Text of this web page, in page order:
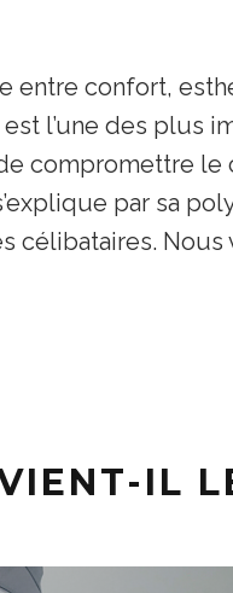
entre confort,
l’une des plus
compromettre le
par sa
célibataires.
IL